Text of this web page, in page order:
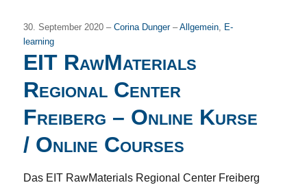
30. September 2020 –Corina Dunger–Allgemein, E-
learning
EIT RawMaterials
Regional Center
Freiberg – Online Kurse
/ Online Courses
Das EIT RawMaterials Regional Center Freiberg